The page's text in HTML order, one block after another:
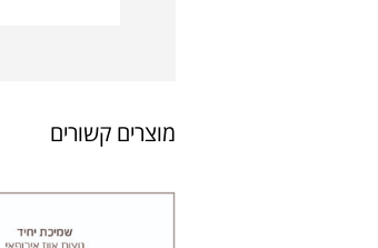
מוצרים קשורים